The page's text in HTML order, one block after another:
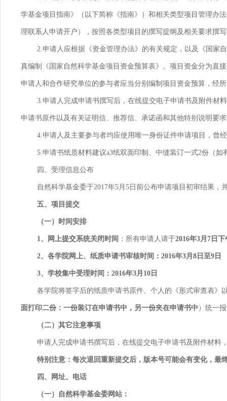
学基金项目指南》（以下简称《指南》）和相关类型项目管理办
理联系人申请开户），按照各类型项目的撰写提纲及相关要求撰
2.申请人应根据《资金管理办法》的有关规定，以及《国家
真编制《国家自然科学基金项目资金预算表》。项目资金分为直
申请人和合作研究单位的参与者应当分别编制项目资金预算，经
3.申请人完成申请书撰写后，在线提交电子申请书及附件材
申请书原件以及有关证明信、推荐信、承诺函和其他特别说明要
4.申请人及主要参与者均应使用唯一身份证件申请项目，曾
5.申请书纸质材料建议a3纸双面印制、中缝装订一式2份（如
四、受理信息公布
自然科学基金委于2017年5月 5 日前公布申请项目初审结果，
五、项目提交
（一）时间安排
1、网上提交系统关闭时间 ：所有申请人请于2016年3月 7 日下
2、各学院网上、纸质申请书审核时间： 2016年3月 8 日至9 日
3、学校集中受理时间： 2016年3月 10 日
各学院将签字后的纸质申请书原件、个人的《形式审查表
面打印二份：一份装订在申请书中，另一份夹在申请书中 ）统一
（二）其它注意事项
申请人完成申请书撰写后，在线提交电子申请书及附件材料
特别注意：每次退回重新提交后，版本号可能会有变化，最
四、网址、电话
（一）自然科学基金委网站：